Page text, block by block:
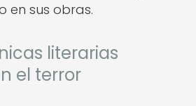
en sus obras.
literarias
el terror